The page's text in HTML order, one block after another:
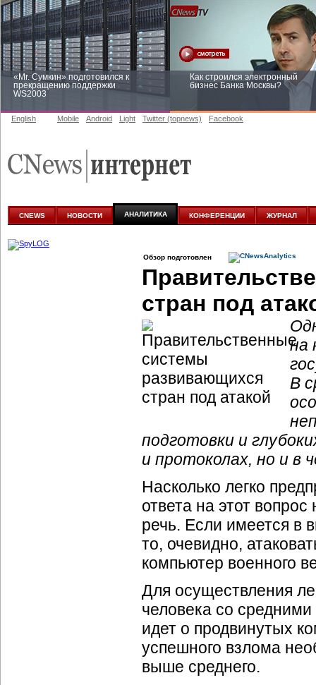
«Mr. Сумкин» подготовился к
прекращению поддержки
WS2003
Как строился электронный
бизнес Банка Москвы?
аналитике
English Mobile Android Light Twitter (topnews) Facebook
CNEWS НОВОСТИ АНАЛИТИКА КОНФЕРЕНЦИИ ЖУРНАЛ
Обзор подготовлен
стран под
на
В
подготовки и
и протоколах, но и в
Насколько легко
ответа на этот
речь. Если имеется в
то, очевидно,
компьютер военного
Для осуществления
человека со
идет о продвинутых
успешного взлома
выше среднего.